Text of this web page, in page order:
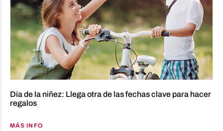
Día de la niñez: Llega otra de las fechas clave para hacer
regalos
MÁS INFO